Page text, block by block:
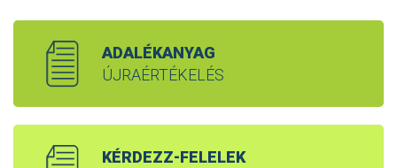
ADALÉKANYAG
ÚJRAÉRTÉKELÉS
KÉRDEZZ-FELELEK